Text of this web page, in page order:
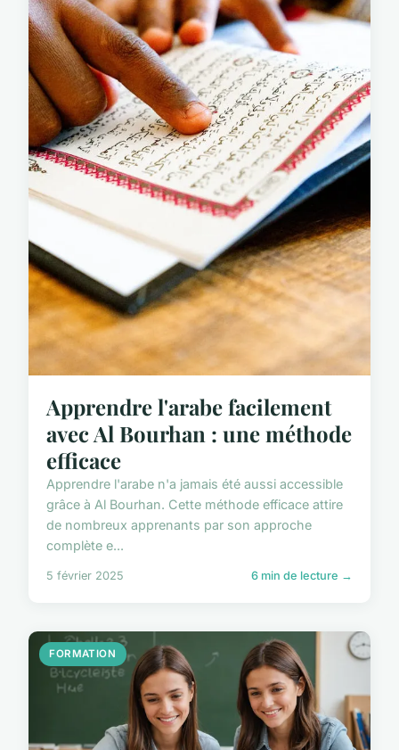
Apprendre l'arabe facilement
avec Al Bourhan : une méthode
efficace
Apprendre l'arabe n'a jamais été aussi accessible
grâce à Al Bourhan. Cette méthode efficace attire
de nombreux apprenants par son approche
complète e...
5 février 2025 6 min de lecture →
FORMATION